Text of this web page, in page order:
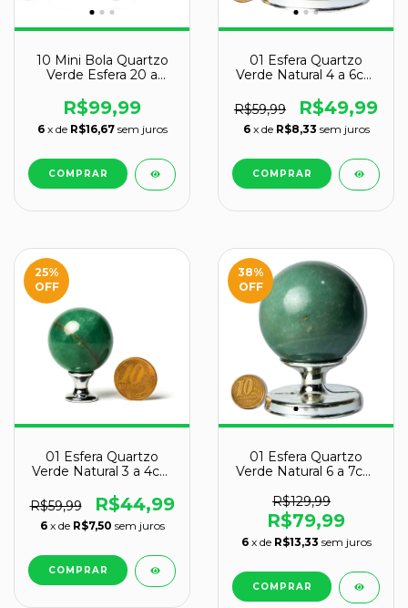
10 Mini Bola Quartzo
Verde Esfera 20 a
REFF 130601
R$99,99
6 x de R$16,67 sem juros
01 Esfera Quartzo
Verde Natural 4 a 6cm
R$59,99
R$49,99
6 x de R$8,33 sem juros
25%
OFF
01 Esfera Quartzo
Verde Natural 3 a 4cm
R$59,99
R$44,99
6 x de R$7,50 sem juros
38%
OFF
01 Esfera Quartzo
Verde Natural 6 a 7cm
R$129,99
R$79,99
6 x de R$13,33 sem juros